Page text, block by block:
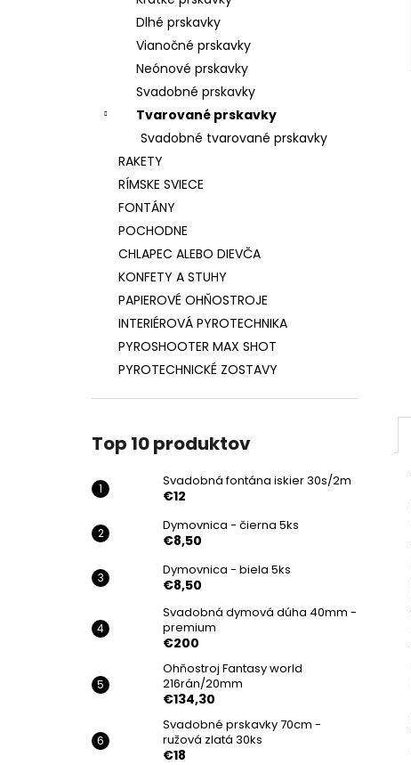
Dlhé prskavky
Vianočné prskavky
Neónové prskavky
Svadobné prskavky
Tvarované prskavky
Svadobné tvarované prskavky
RAKETY
RÍMSKE SVIECE
FONTÁNY
POCHODNE
CHLAPEC ALEBO DIEVČA
KONFETY A STUHY
PAPIEROVÉ OHŇOSTROJE
INTERIÉROVÁ PYROTECHNIKA
PYROSHOOTER MAX SHOT
PYROTECHNICKÉ ZOSTAVY
Top 10 produktov
Svadobná fontána iskier 30s/2m
€12
Dymovnica - čierna 5ks
€8,50
Dymovnica - biela 5ks
€8,50
Svadobná dymová dúha 40mm -
premium
€200
Ohňostroj Fantasy world
216rán/20mm
€134,30
Svadobné prskavky 70cm -
ružová zlatá 30ks
€18
SVADOBNÁ FONTÁNA ISKIER 30S/2M